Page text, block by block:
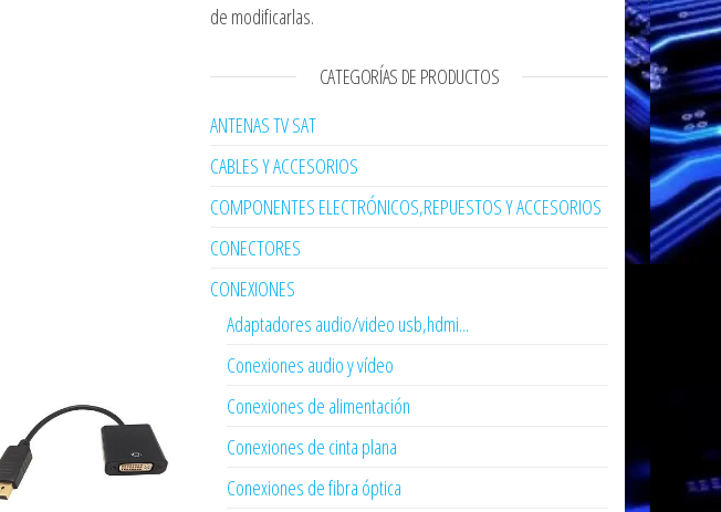
de modificarlas.
CATEGORÍAS DE PRODUCTOS
ANTENAS TV SAT
CABLES Y ACCESORIOS
COMPONENTES ELECTRÓNICOS,REPUESTOS Y ACCESORIOS
CONECTORES
CONEXIONES
Adaptadores audio/video usb,hdmi...
Conexiones audio y vídeo
Conexiones de alimentación
Conexiones de cinta plana
Conexiones de fibra óptica